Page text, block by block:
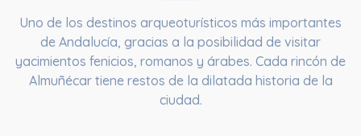
Uno de los destinos arqueoturísticos más importantes
de Andalucía, gracias a la posibilidad de visitar
yacimientos fenicios, romanos y árabes. Cada rincón de
Almuñécar tiene restos de la dilatada historia de la
ciudad.